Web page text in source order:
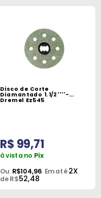
Disco de Corte
Diamantado 1.1/2''''-
Dremel Ez545
R$ 99,71
à vista no Pix
Ou R$104,96 Em até2X
de R$52,48